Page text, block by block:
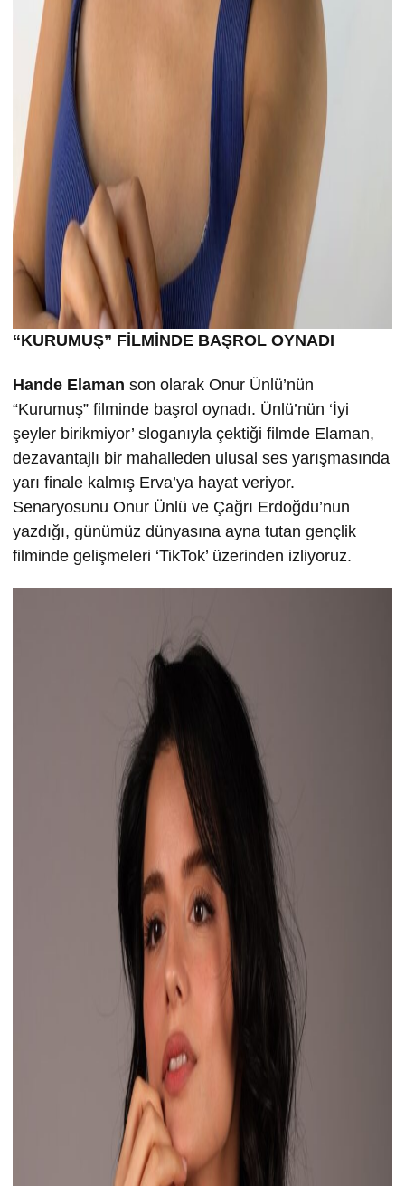
“KURUMUŞ” FİLMİNDE BAŞROL OYNADI
Hande Elaman son olarak Onur Ünlü’nün
“Kurumuş” filminde başrol oynadı. Ünlü’nün ‘İyi
şeyler birikmiyor’ sloganıyla çektiği filmde Elaman,
dezavantajlı bir mahalleden ulusal ses yarışmasında
yarı finale kalmış Erva’ya hayat veriyor.
Senaryosunu Onur Ünlü ve Çağrı Erdoğdu’nun
yazdığı, günümüz dünyasına ayna tutan gençlik
filminde gelişmeleri ‘TikTok’ üzerinden izliyoruz.